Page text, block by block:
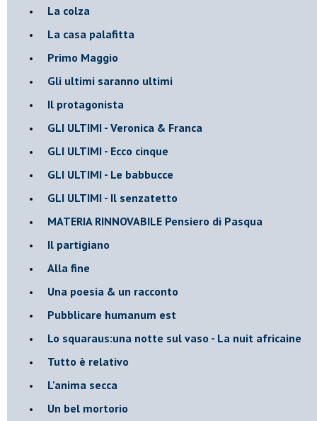
La colza
La casa palafitta
Primo Maggio
Gli ultimi saranno ultimi
Il protagonista
GLI ULTIMI - Veronica & Franca
GLI ULTIMI - Ecco cinque
GLI ULTIMI - Le babbucce
GLI ULTIMI - Il senzatetto
MATERIA RINNOVABILE Pensiero di Pasqua
Il partigiano
Alla fine
Una poesia & un racconto
Pubblicare humanum est
Lo squaraus:una notte sul vaso - La nuit africaine
Tutto è relativo
L'anima secca
Un bel mortorio